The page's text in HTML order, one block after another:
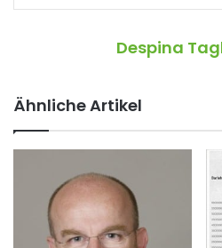
Despina
Ähnliche Artikel